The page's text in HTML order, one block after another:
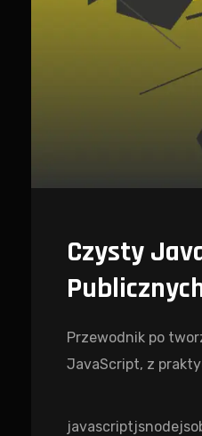
Czysty
Przewodnik po
JavaScript, z
javascriptjsnodejs